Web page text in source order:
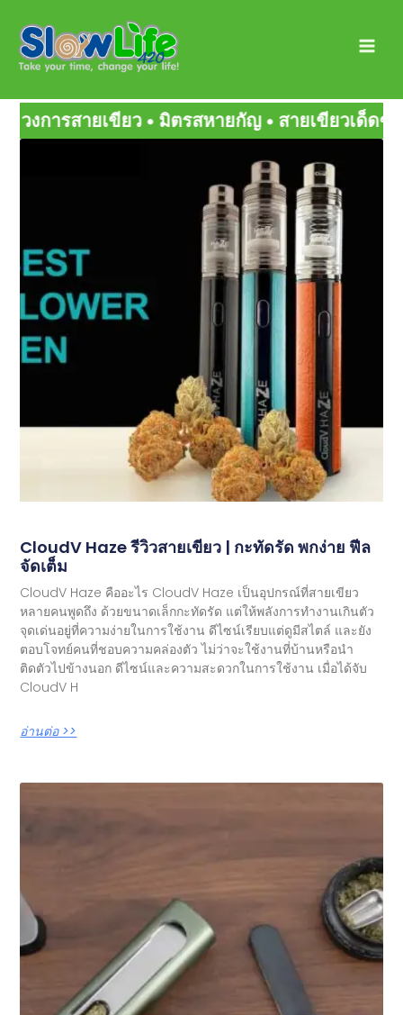
content
ญ • สายเขียวเด็ดๆ
CloudV Haze รีวิวสายเขียว | กะทัดรัด พกง่าย ฟีล
จัดเต็ม
CloudV Haze คืออะไร CloudV Haze เป็นอุปกรณ์ที่สายเขียว
หลายคนพูดถึง ด้วยขนาดเล็กกะทัดรัด แต่ให้พลังการทำงานเกินตัว
จุดเด่นอยู่ที่ความง่ายในการใช้งาน ดีไซน์เรียบแต่ดูมีสไตล์ และยัง
ตอบโจทย์คนที่ชอบความคล่องตัว ไม่ว่าจะใช้งานที่บ้านหรือนำ
ติดตัวไปข้างนอก ดีไซน์และความสะดวกในการใช้งาน เมื่อได้จับ
CloudV H
อ่านต่อ >>